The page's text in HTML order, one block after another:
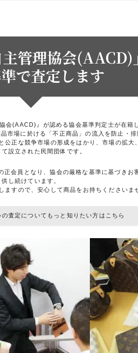
主管理協会(AACD)」
で査定します
会(AACD)』が認める協会基準判定士が在籍
市場に於ける「不正商品」の流入を防止・
正な競争市場の形成をはかり、市場の拡
設立された民間団体です。
会員となり、協会の厳格な基準に基づきお
供し続けています。
ますので、安心して商品をお持ちくださいま
査定についてもっと知りたい方はこちら